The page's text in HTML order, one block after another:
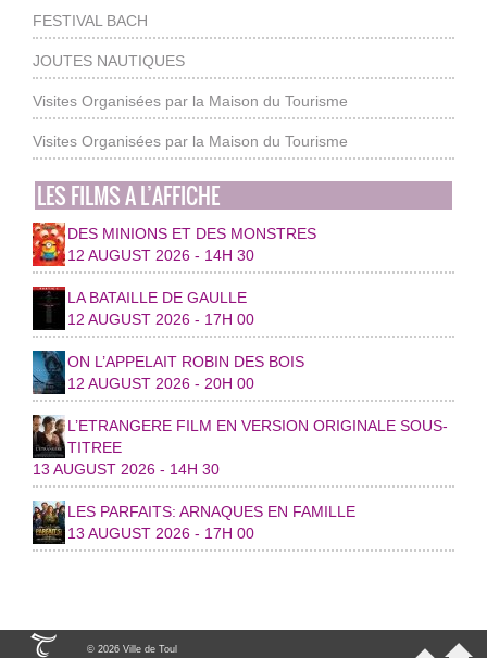
FESTIVAL BACH
JOUTES NAUTIQUES
Visites Organisées par la Maison du Tourisme
Visites Organisées par la Maison du Tourisme
LES FILMS A L’AFFICHE
DES MINIONS ET DES MONSTRES
12 AUGUST 2026 - 14H 30
LA BATAILLE DE GAULLE
12 AUGUST 2026 - 17H 00
ON L’APPELAIT ROBIN DES BOIS
12 AUGUST 2026 - 20H 00
L’ETRANGERE FILM EN VERSION ORIGINALE SOUS-
TITREE
13 AUGUST 2026 - 14H 30
LES PARFAITS: ARNAQUES EN FAMILLE
13 AUGUST 2026 - 17H 00
© 2026 Ville de Toul